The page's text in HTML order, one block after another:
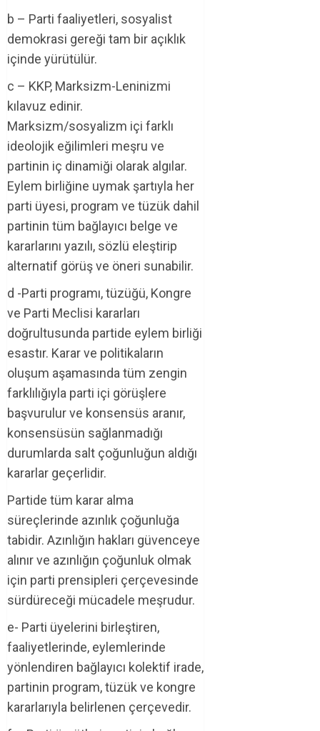
b – Parti faaliyetleri, sosyalist
demokrasi gereği tam bir açıklık
içinde yürütülür.
c – KKP, Marksizm-Leninizmi
kılavuz edinir.
Marksizm/sosyalizm içi farklı
ideolojik eğilimleri meşru ve
partinin iç dinamiği olarak algılar.
Eylem birliğine uymak şartıyla her
parti üyesi, program ve tüzük dahil
partinin tüm bağlayıcı belge ve
kararlarını yazılı, sözlü eleştirip
alternatif görüş ve öneri sunabilir.
d -Parti programı, tüzüğü, Kongre
ve Parti Meclisi kararları
doğrultusunda partide eylem birliği
esastır. Karar ve politikaların
oluşum aşamasında tüm zengin
farklılığıyla parti içi görüşlere
başvurulur ve konsensüs aranır,
konsensüsün sağlanmadığı
durumlarda salt çoğunluğun aldığı
kararlar geçerlidir.
Partide tüm karar alma
süreçlerinde azınlık çoğunluğa
tabidir. Azınlığın hakları güvenceye
alınır ve azınlığın çoğunluk olmak
için parti prensipleri çerçevesinde
sürdüreceği mücadele meşrudur.
e- Parti üyelerini birleştiren,
faaliyetlerinde, eylemlerinde
yönlendiren bağlayıcı kolektif irade,
partinin program, tüzük ve kongre
kararlarıyla belirlenen çerçevedir.